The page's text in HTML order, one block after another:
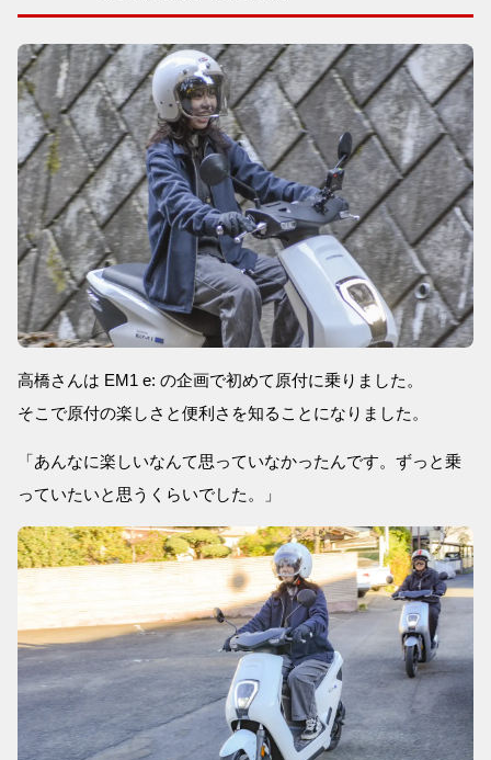
高橋さんは EM1 e: の企画で初めて原付に乗りました。
そこで原付の楽しさと便利さを知ることになりました。
「あんなに楽しいなんて思っていなかったんです。ずっと乗
っていたいと思うくらいでした。」